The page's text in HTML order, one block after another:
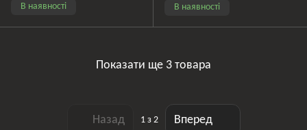
В наявності
В наявності
Показати ще 3 товара
Назад 1з 2 Вперед